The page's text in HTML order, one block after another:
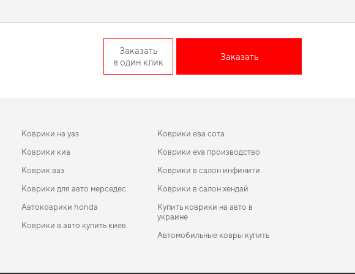
Заказать
в один клик
Заказать
Коврики на уаз
Коврики киа
Коврик ваз
Коврики для авто мерседес
Автоковрики honda
Коврики в авто купить киев
Коврики ева сота
Коврики eva производство
Коврики в салон инфинити
Коврики в салон хендай
Купить коврики на авто в
украине
Автомобильные ковры купить